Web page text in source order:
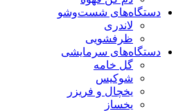
دستگاه‌های شست‌و‌شو
لاندری
ظرفشویی
دستگاه‌های سرمایشی
گل خامه
شوکیس
یخچال و فریزر
یخساز